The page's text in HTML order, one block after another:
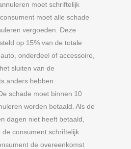
moet schriftelijk
moet alle schade
vergoeden. Deze
op 15% van de totale
onderdeel of accessoire,
sluiten van de
anders hebben
schade moet binnen 10
worden betaald. Als de
dagen niet heeft betaald,
consument schriftelijk
de overeenkomst